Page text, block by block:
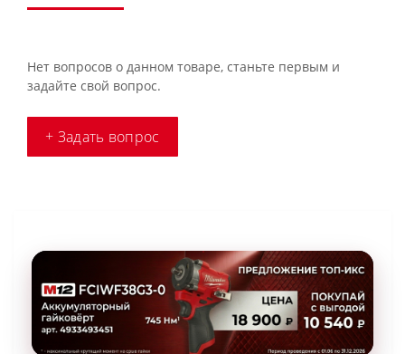
Нет вопросов о данном товаре, станьте первым и
задайте свой вопрос.
+ Задать вопрос